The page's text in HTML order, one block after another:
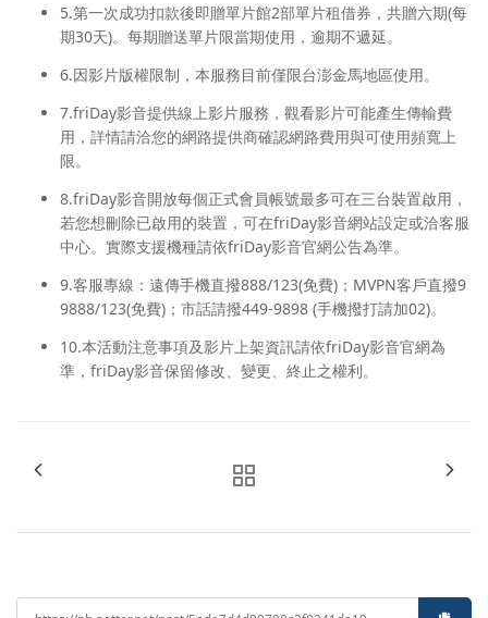
5.第一次成功扣款後即贈單片館2部單片租借券，共贈六期(每
期30天)。每期贈送單片限當期使用，逾期不遞延。
6.因影片版權限制，本服務目前僅限台澎金馬地區使用。
7.friDay影音提供線上影片服務，觀看影片可能產生傳輸費
用，詳情請洽您的網路提供商確認網路費用與可使用頻寬上
限。
8.friDay影音開放每個正式會員帳號最多可在三台裝置啟用，
若您想刪除已啟用的裝置，可在friDay影音網站設定或洽客服
中心。實際支援機種請依friDay影音官網公告為準。
9.客服專線：遠傳手機直撥888/123(免費)；MVPN客戶直撥9
9888/123(免費)；市話請撥449-9898 (手機撥打請加02)。
10.本活動注意事項及影片上架資訊請依friDay影音官網為
準，friDay影音保留修改、變更、終止之權利。